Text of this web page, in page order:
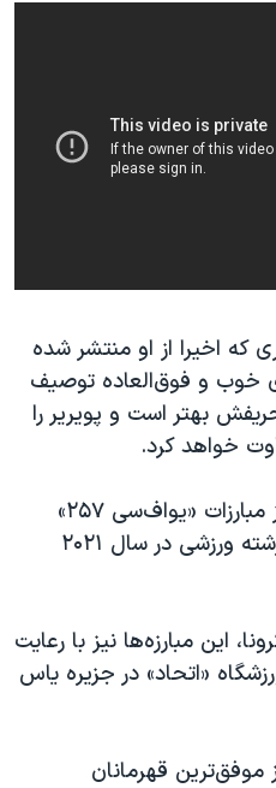
که اخیرا از او منتشر شده
خوب و فوق‌العا‌ده توصیف
بهتر است و پویریر را
خواهد کرد.
رقابت این دو قهرمان، یکی از مبارزات «یو‌اف‌سی ۲۵۷»
است و نخستین رویداد این رشته ورزشی ‌در سال ۲۰۲۱
این مبارزه‌ها نیز با رعایت
«اتحاد» در جزیره یاس
موفق‌ترین قهرمانان